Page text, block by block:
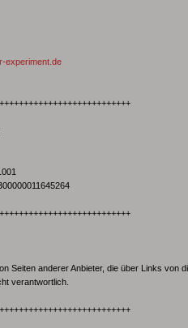
experiment.de
Seiten anderer Anbieter, die über Links von
verantwortlich.